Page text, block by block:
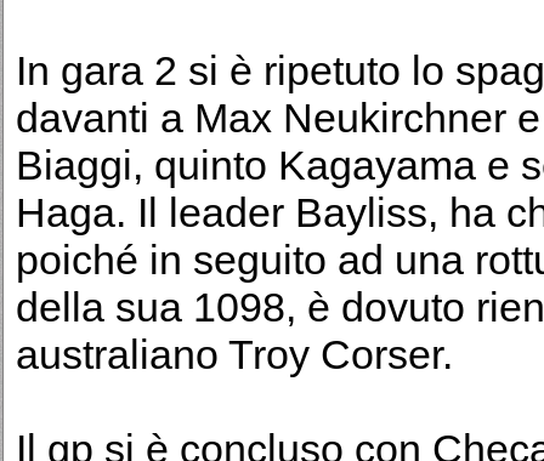
In gara 2 si è ripetuto lo
davanti a Max Neukirchner
Biaggi, quinto Kagayama e
Haga. Il leader Bayliss, ha
poiché in seguito ad una
della sua 1098, è dovuto
australiano Troy Corser.
Il gp si è concluso con